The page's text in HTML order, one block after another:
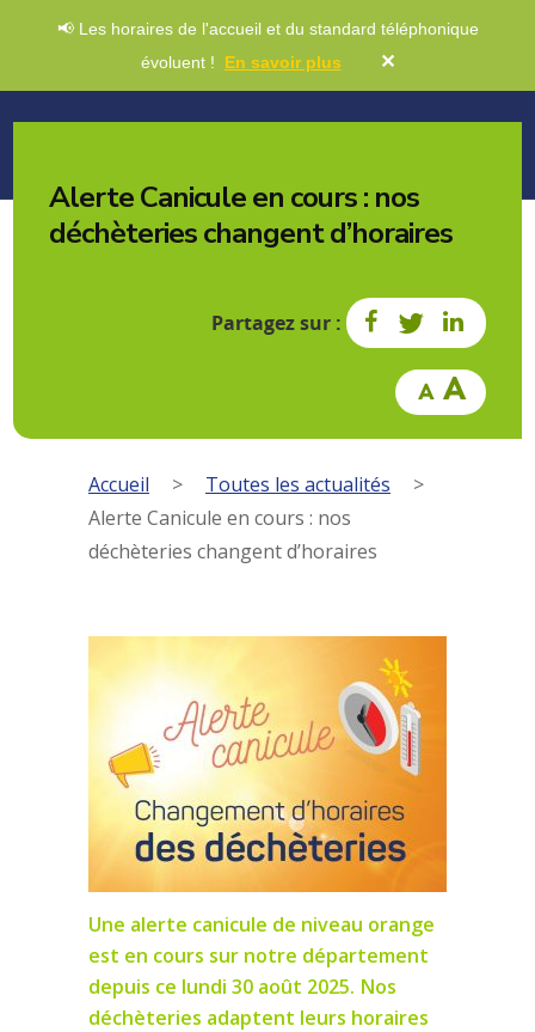
📢 Les horaires de l'accueil et du standard téléphonique
évoluent ! En savoir plus ✕
Alerte Canicule en cours : nos
déchèteries changent d’horaires
Partagez sur :
Accueil > Toutes les actualités
>
Alerte Canicule en cours : nos
déchèteries changent d’horaires
Une alerte canicule de niveau orange
est en cours sur notre département
depuis ce lundi 30 août 2025. Nos
déchèteries adaptent leurs horaires